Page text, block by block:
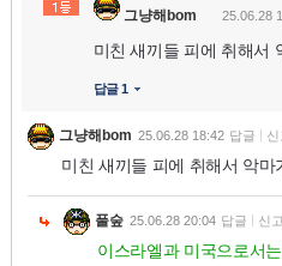
그냥해bom 25.06.28
미친 새끼들 피에 취해서
답글 1
그냥해bom 25.06.28 18:42 답글 신
미친 새끼들 피에 취해서 악마
풀숲 25.06.28 20:04 답글 신고
이스라엘과 미국으로서